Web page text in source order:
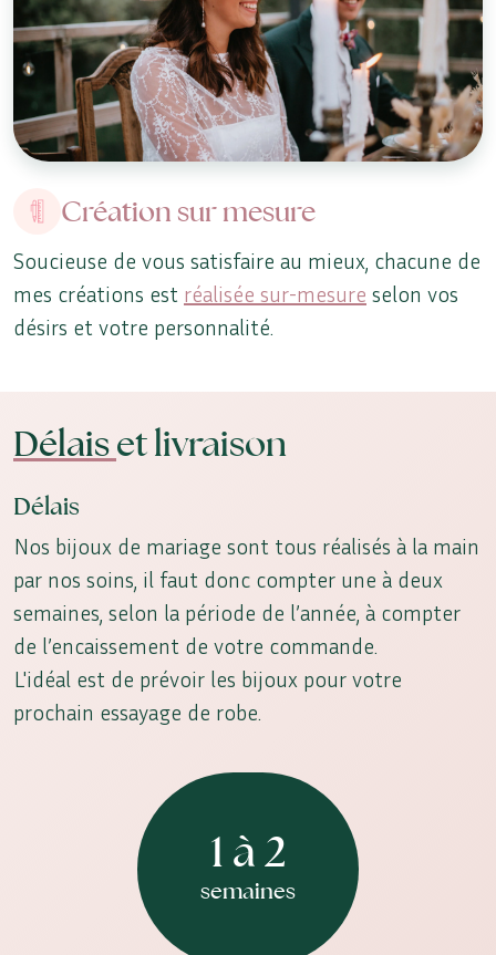
Création sur mesure
Soucieuse de vous satisfaire au mieux, chacune de
mes créations est réalisée sur-mesure selon vos
désirs et votre personnalité.
Délaiset livraison
Délais
Nos bijoux de mariage sont tous réalisés à la main
par nos soins, il faut donc compter une à deux
semaines, selon la période de l’année, à compter
de l’encaissement de votre commande.
L'idéal est de prévoir les bijoux pour votre
prochain essayage de robe.
1 à 2
semaines